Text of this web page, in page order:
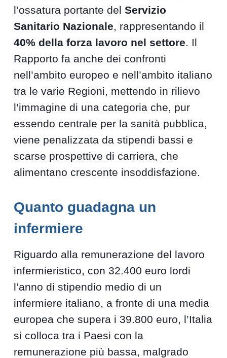
l’ossatura portante delServizio
Sanitario Nazionale , rappresentando il
40% della forza lavoro nel settore . Il
Rapporto fa anche dei confronti
nell’ambito europeo e nell’ambito italiano
tra le varie Regioni, mettendo in rilievo
l’immagine di una categoria che, pur
essendo centrale per la sanità pubblica,
viene penalizzata da stipendi bassi e
scarse prospettive di carriera, che
alimentano crescente insoddisfazione.
Quanto guadagna un
infermiere
Riguardo alla remunerazione del lavoro
infermieristico, con 32.400 euro lordi
l’anno di stipendio medio di un
infermiere italiano, a fronte di una media
europea che supera i 39.800 euro, l’Italia
si colloca tra i Paesi con la
remunerazione più bassa, malgrado